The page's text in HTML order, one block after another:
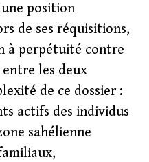
position
de ses réquisitions,
à perpétuité contre
entre les deux
de ce dossier :
actifs des individus
sahélienne